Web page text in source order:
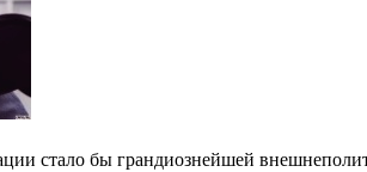
стало бы грандиознейшей